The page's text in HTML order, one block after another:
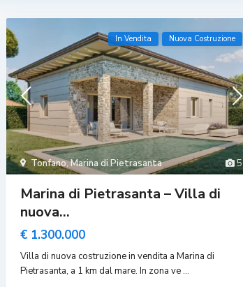
5
Tonfano,Marina di Pietrasanta
In Vendita Nuova Costruzione
Marina di Pietrasanta – Villa di
nuova...
€ 1.300.000
Villa di nuova costruzione in vendita a Marina di
Pietrasanta, a 1 km dal mare. In zona ve...